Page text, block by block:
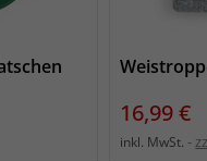
Preis
16,99 €
inkl. MwSt.